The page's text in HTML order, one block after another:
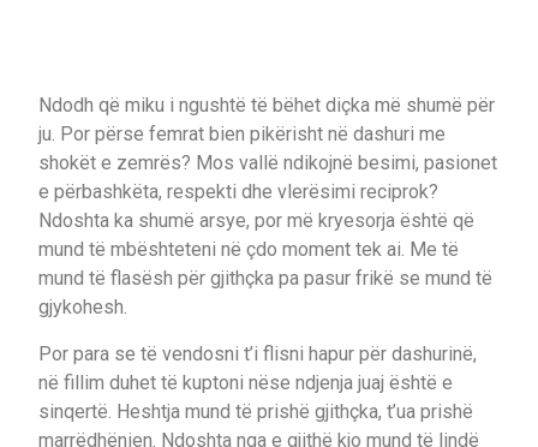
Ndodh që miku i ngushtë të bëhet diçka më shumë për
ju. Por përse femrat bien pikërisht në dashuri me
shokët e zemrës? Mos vallë ndikojnë besimi, pasionet
e përbashkëta, respekti dhe vlerësimi reciprok?
Ndoshta ka shumë arsye, por më kryesorja është që
mund të mbështeteni në çdo moment tek ai. Me të
mund të flasësh për gjithçka pa pasur frikë se mund të
gjykohesh.
Por para se të vendosni t’i flisni hapur për dashurinë,
në fillim duhet të kuptoni nëse ndjenja juaj është e
sinqertë. Heshtja mund të prishë gjithçka, t’ua prishë
marrëdhënien. Ndoshta nga e gjithë kjo mund të lindë